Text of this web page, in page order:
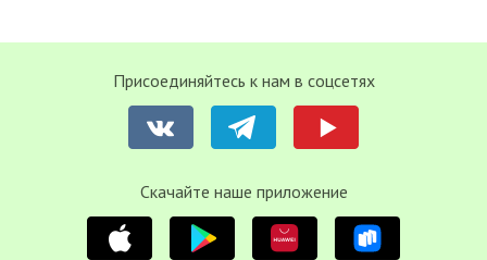
Присоединяйтесь к нам в соцсетях
Cкачайте наше приложение